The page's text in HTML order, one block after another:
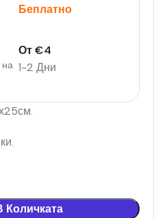
Беплатно
на 1-2 Дни
От€4
Количката